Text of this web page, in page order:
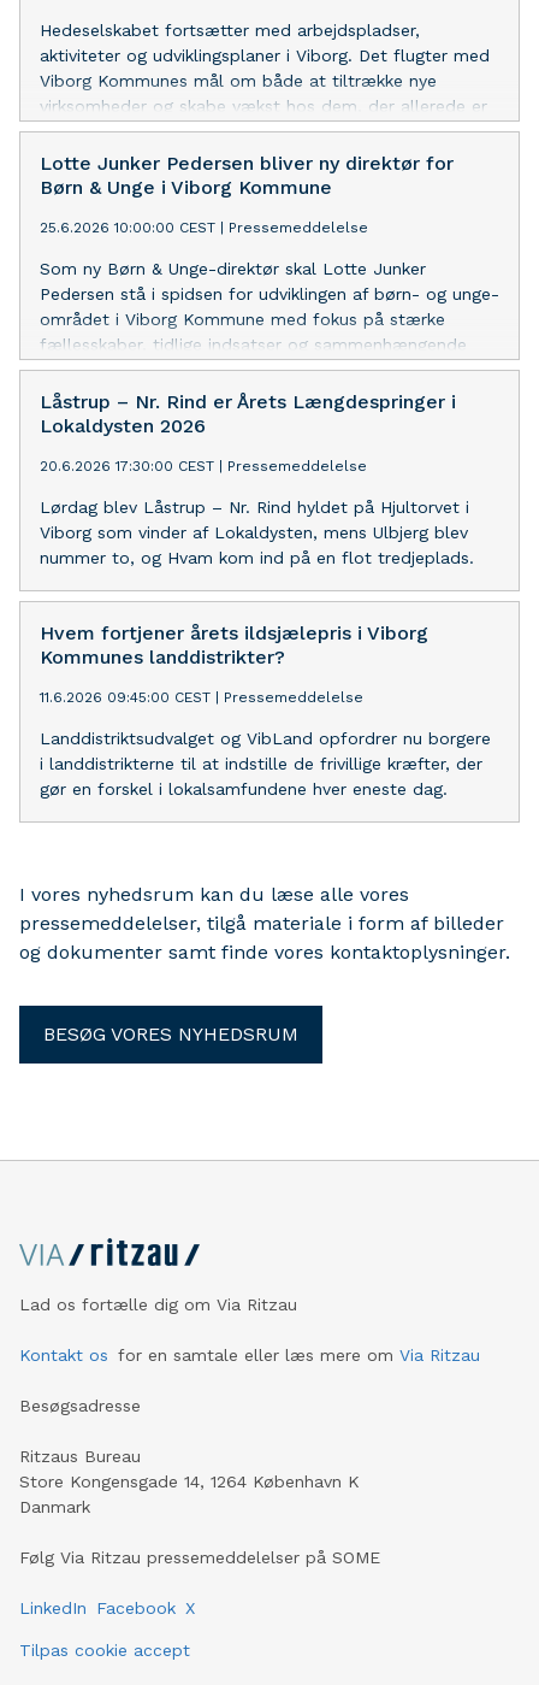
Hedeselskabet fortsætter med arbejdspladser,
aktiviteter og udviklingsplaner i Viborg. Det flugter med
Viborg Kommunes mål om både at tiltrække nye
virksomheder og skabe vækst hos dem, der allerede er
en del af det lokale erhvervsliv.
Lotte Junker Pedersen bliver ny direktør for
Børn & Unge i Viborg Kommune
25.6.2026 10:00:00 CEST Pressemeddelelse
Som ny Børn & Unge-direktør skal Lotte Junker
Pedersen stå i spidsen for udviklingen af børn- og unge-
området i Viborg Kommune med fokus på stærke
fællesskaber, tidlige indsatser og sammenhængende
løsninger - både i Børn & Unge og på tværs af hele
kommunen.
Låstrup – Nr. Rind er Årets Længdespringer i
Lokaldysten 2026
20.6.2026 17:30:00 CEST Pressemeddelelse
Lørdag blev Låstrup – Nr. Rind hyldet på Hjultorvet i
Viborg som vinder af Lokaldysten, mens Ulbjerg blev
nummer to, og Hvam kom ind på en flot tredjeplads.
Hvem fortjener årets ildsjælepris i Viborg
Kommunes landdistrikter?
11.6.2026 09:45:00 CEST Pressemeddelelse
Landdistriktsudvalget og VibLand opfordrer nu borgere
i landdistrikterne til at indstille de frivillige kræfter, der
gør en forskel i lokalsamfundene hver eneste dag.
I vores nyhedsrum kan du læse alle vores
pressemeddelelser, tilgå materiale i form af billeder
og dokumenter samt finde vores kontaktoplysninger.
BESØG VORES NYHEDSRUM
Lad os fortælle dig om Via Ritzau
Kontakt os for en samtale eller læs mere om Via Ritzau
Besøgsadresse
Ritzaus Bureau
Store Kongensgade 14, 1264 København K
Danmark
Følg Via Ritzau pressemeddelelser på SOME
LinkedIn Facebook X
Tilpas cookie accept